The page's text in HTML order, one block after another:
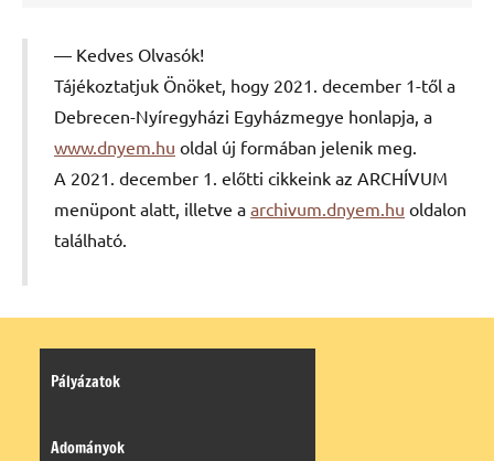
Kedves Olvasók!
Tájékoztatjuk Önöket, hogy 2021. december 1-től a
Debrecen-Nyíregyházi Egyházmegye honlapja, a
www.dnyem.hu oldal új formában jelenik meg.
A 2021. december 1. előtti cikkeink az ARCHÍVUM
menüpont alatt, illetve a archivum.dnyem.hu oldalon
található.
Pályázatok
Adományok